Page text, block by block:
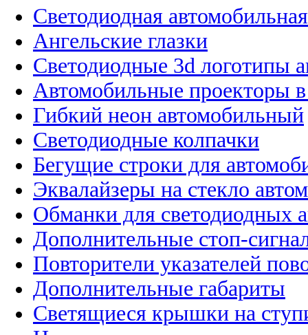
Светодиодная
Ангельские глазки
Светодиодные 3d логотипы
Автомобильные проекторы
Гибкий неон автомобильный
Светодиодные колпачки
Бегущие строки для
Эквалайзеры на стекло
Обманки для светодиодных
Дополнительные стоп-
Повторители указателей
Дополнительные габариты
Светящиеся крышки на